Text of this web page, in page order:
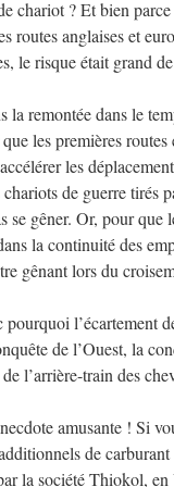
chariot ? Et bien
routes anglaises et
le risque était grand
la remontée dans le
les premières
les
chariots de guerre tirés
se gêner. Or, pour
la continuité des
gênant lors du
l’écartement
de l’Ouest, la
l’arrière-train des
amusante ! Si
de
la société Thiokol, en